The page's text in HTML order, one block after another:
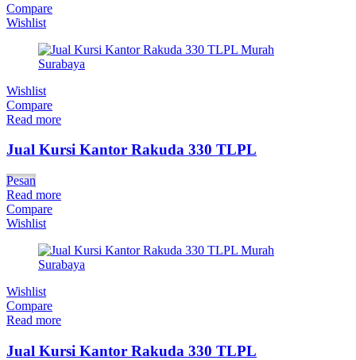
Compare
Wishlist
Wishlist
Compare
Read more
Jual Kursi Kantor Rakuda 330 TLPL
Pesan
Read more
Compare
Wishlist
Wishlist
Compare
Read more
Jual Kursi Kantor Rakuda 330 TLPL